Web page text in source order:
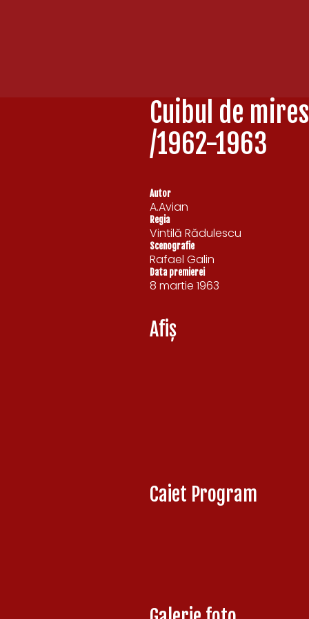
Cuibul de
/1962-1963
Autor
A.Avian
Regia
Vintilă Rădulescu
Scenografie
Rafael Galin
Data premierei
8 martie 1963
Afiș
Caiet Program